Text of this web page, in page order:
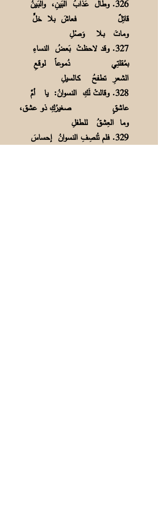
326. وطال عَذابُ البَينِ، والبَـينُ
قاتِلٌ
فعاشَ بلا خلٍّ
وماتَ بـلا وَصْلِ
327. وقد لاحظتْ بَعضُ النساءِ
بمُقلتِي
دُموعاً لوقعِ
الشعرِ تطفحُ كـالسيلِ
328. وقالتْ لَكِ النسوانُ: يا أمَّ
عاشقٍ
صغيرُكِ ذو عشق،
وما العِشقُ للـطفلِ
329. فلم تُنصِفِ النسوانُ إحساسَ